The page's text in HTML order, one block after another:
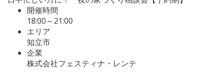
開催時間
18:00～21:00
エリア
知立市
企業
株式会社フェスティナ・レンテ